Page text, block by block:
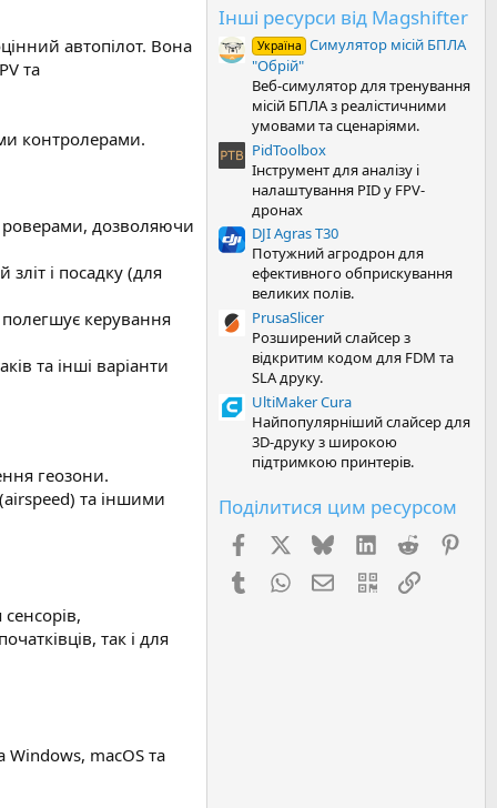
автопілот. Вона
та
контролерами.
роверами, дозволяючи
і посадку (для
керування
та інші варіанти
геозони.
та іншими
так і для
Windows, macOS та
р
к
а
и
)
Інші ресурси від Magshifter
Україна Симулятор місій БПЛА
"Обрій"
Веб-симулятор для тренування
місій БПЛА з реалістичними
умовами та сценаріями.
PidToolbox
Інструмент для аналізу і
налаштування PID у FPV-
дронах
DJI Agras T30
Потужний агродрон для
ефективного обприскування
великих полів.
PrusaSlicer
Розширений слайсер з
відкритим кодом для FDM та
SLA друку.
UltiMaker Cura
Найпопулярніший слайсер для
3D-друку з широкою
підтримкою принтерів.
Поділитися цим ресурсом
FacebookX (Twitter)
BlueskyLinkedIn
Reddit
TumblrWhatsApp
E-mail QR Code